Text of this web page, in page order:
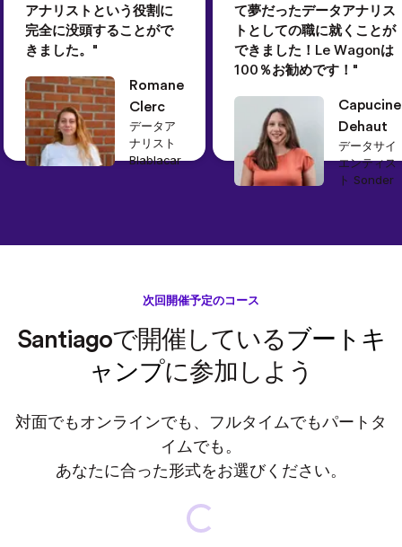
アナリストという役割に
完全に没頭することがで
きました。"
Romane
Clerc
データア
ナリスト
Blablacar
て夢だったデータアナリス
トとしての職に就くことが
できました！Le Wagonは
100％お勧めです！"
Capucine
Dehaut
データサイ
エンティス
ト Sonder
次回開催予定のコース
Santiagoで開催しているブートキ
ャンプに参加しよう
対面でもオンラインでも、フルタイムでもパートタ
イムでも。
あなたに合った形式をお選びください。